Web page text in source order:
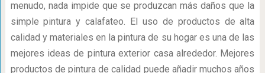
menudo, nada impide que se produzcan más daños que la
simple pintura y calafateo. El uso de productos de alta
calidad y materiales en la pintura de su hogar es una de las
mejores ideas de pintura exterior casa alrededor. Mejores
productos de pintura de calidad puede añadir muchos años